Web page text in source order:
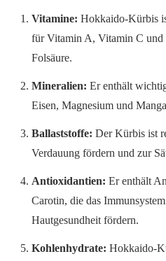
Vitamine: Hokkaido-Kürbis
für Vitamin A, Vitamin C
Folsäure.
Mineralien: Er enthält
Eisen, Magnesium und
Ballaststoffe: Der Kürbis ist
Verdauung fördern und zur
Antioxidantien: Er enthält
Carotin, die das
Hautgesundheit fördern.
Kohlenhydrate: Hokkaido-